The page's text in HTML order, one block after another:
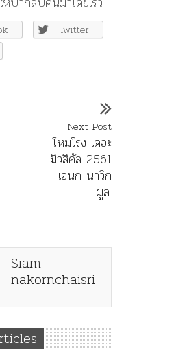
Twitter
Next Post
โหมโรง เดอะ
มิวสิคัล 2561
-เอนก นาวิก
มูล.
Siam
nakornchaisri